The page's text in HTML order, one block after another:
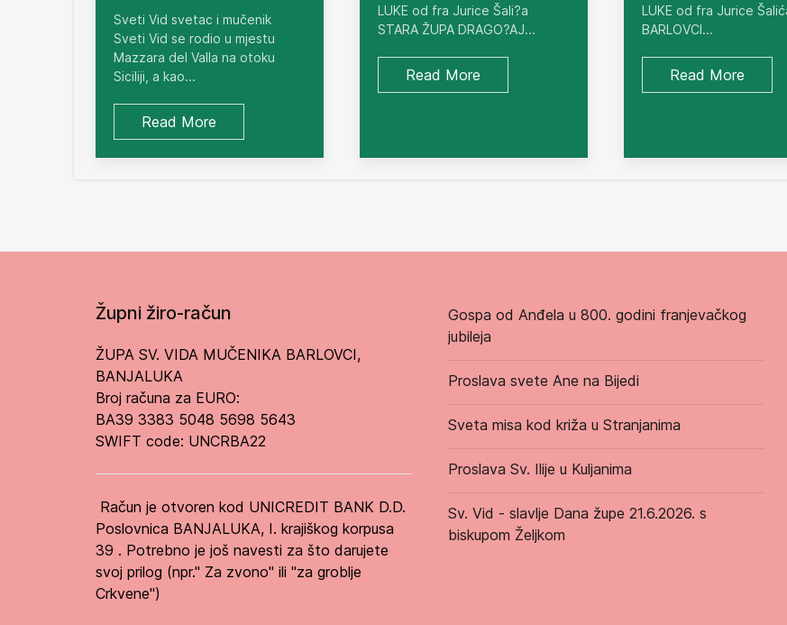
Sveti Vid svetac i mučenik
Sveti Vid se rodio u mjestu
Mazzara del Valla na otoku
Siciliji, a kao...
Read More
LUKE od fra Jurice Šali?a
STARA ŽUPA DRAGO?AJ...
Read More
LUKE od fra Jurice
BARLOVCI...
Read More
Župni žiro-račun
ŽUPA SV. VIDA MUČENIKA BARLOVCI,
BANJALUKA
Broj računa za EURO:
BA39 3383 5048 5698 5643
SWIFT code: UNCRBA22
Račun je otvoren kod UNICREDIT BANK D.D.
Poslovnica BANJALUKA, I. krajiškog korpusa
39 . Potrebno je još navesti za što darujete
svoj prilog (npr." Za zvono" ili "za groblje
Crkvene")
Gospa od Anđela u 800. godini franjevačkog
jubileja
Proslava svete Ane na Bijedi
Sveta misa kod križa u Stranjanima
Proslava Sv. Ilije u Kuljanima
Sv. Vid - slavlje Dana župe 21.6.2026. s
biskupom Željkom